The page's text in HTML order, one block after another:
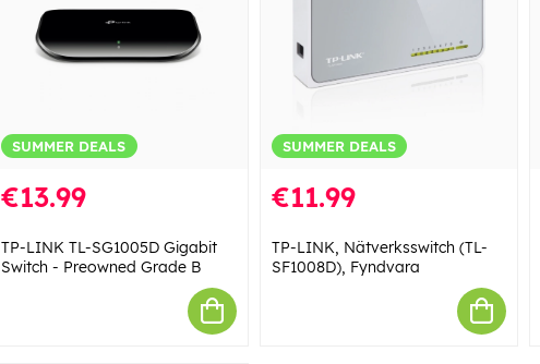
SUMMER DEALS
€13.99
TP-LINK TL-SG1005D Gigabit
Switch - Preowned Grade B
SUMMER DEALS
€11.99
TP-LINK, Nätverksswitch (TL-
SF1008D), Fyndvara